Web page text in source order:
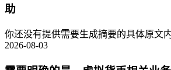
助
你还没有提供需要生成摘要的具体原文
2026-08-03